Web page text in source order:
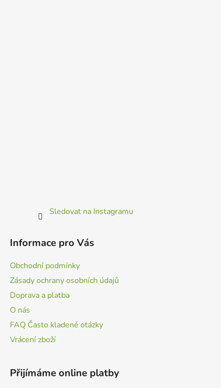
Sledovat na Instagramu
Informace pro Vás
Obchodní podmínky
Zásady ochrany osobních údajů
Doprava a platba
O nás
FAQ Často kladené otázky
Vrácení zboží
Přijímáme online platby